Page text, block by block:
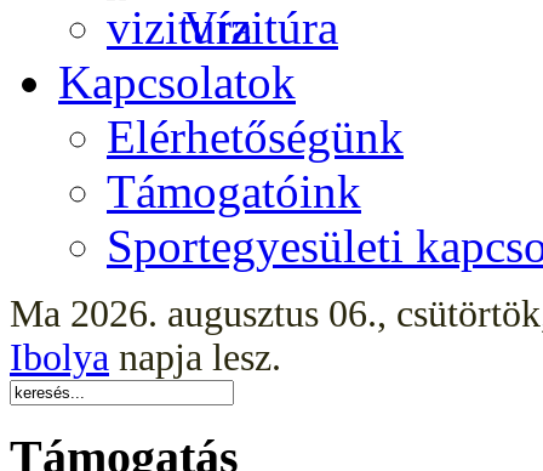
Vízitúra
Kapcsolatok
Elérhetőségünk
Támogatóink
Sportegyesületi
Ma 2026. augusztus 06.,
Ibolya napja lesz.
Támogatás